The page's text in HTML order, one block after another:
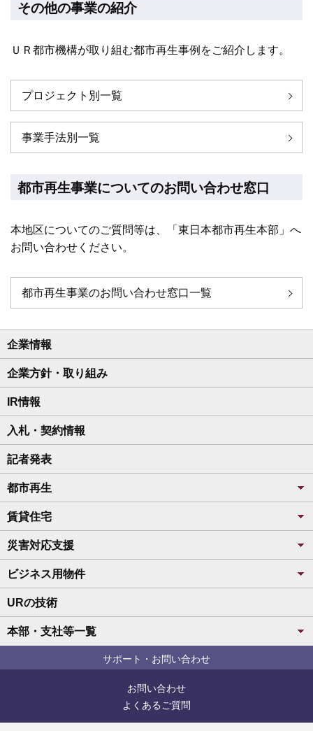
その他の事業の紹介
ＵＲ都市機構が取り組む都市再生事例をご紹介します。
プロジェクト別一覧
事業手法別一覧
都市再生事業についてのお問い合わせ窓口
本地区についてのご質問等は、「東日本都市再生本部」へ
お問い合わせください。
都市再生事業のお問い合わせ窓口一覧
企業情報
企業方針・取り組み
IR情報
入札・契約情報
記者発表
都市再生
賃貸住宅
災害対応支援
ビジネス用物件
URの技術
本部・支社等一覧
サポート・お問い合わせ
お問い合わせ
よくあるご質問